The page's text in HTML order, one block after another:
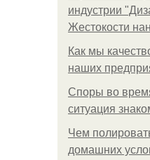
индустрии
Жестокости
Как мы
наших
Споры во
ситуация
Чем
домашних